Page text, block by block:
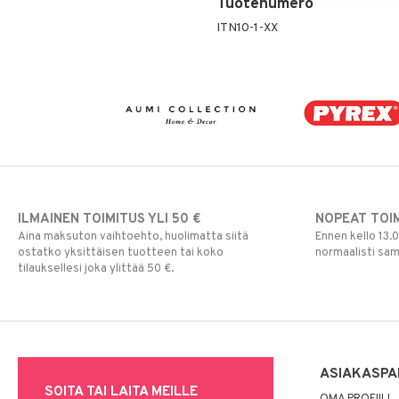
Tuotenumero
ITN10-1-XX
ILMAINEN TOIMITUS YLI 50 €
Aina maksuton vaihtoehto, huolimatta siitä
ostatko yksittäisen tuotteen tai koko
tilauksellesi joka ylittää 50 €.
NOPEAT
Ennen kello
normaalisti
SOITA TAI LAITA MEILLE